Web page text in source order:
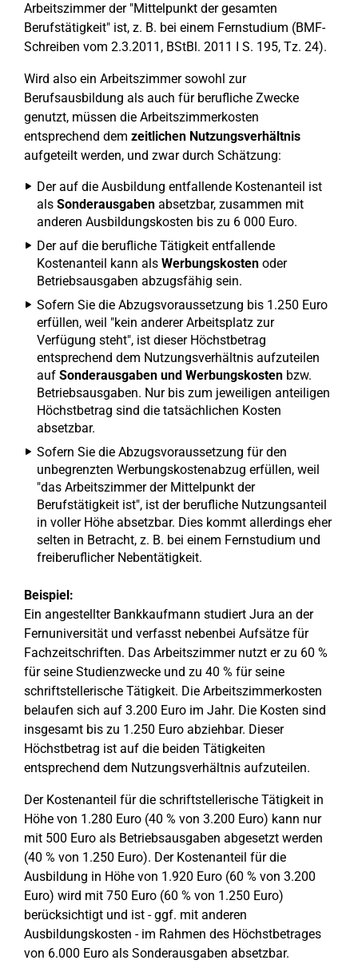
Arbeitszimmer der "Mittelpunkt der gesamten
Berufstätigkeit" ist, z. B. bei einem Fernstudium (BMF-
Schreiben vom 2.3.2011, BStBl. 2011 I S. 195, Tz. 24).
Wird also ein Arbeitszimmer sowohl zur
Berufsausbildung als auch für berufliche Zwecke
genutzt, müssen die Arbeitszimmerkosten
entsprechend dem zeitlichen Nutzungsverhältnis
aufgeteilt werden, und zwar durch Schätzung:
Der auf die Ausbildung entfallende Kostenanteil ist
als Sonderausgaben absetzbar, zusammen mit
anderen Ausbildungskosten bis zu 6 000 Euro.
Der auf die berufliche Tätigkeit entfallende
Kostenanteil kann als Werbungskosten oder
Betriebsausgaben abzugsfähig sein.
Sofern Sie die Abzugsvoraussetzung bis 1.250 Euro
erfüllen, weil "kein anderer Arbeitsplatz zur
Verfügung steht", ist dieser Höchstbetrag
entsprechend dem Nutzungsverhältnis aufzuteilen
auf Sonderausgaben und Werbungskosten bzw.
Betriebsausgaben. Nur bis zum jeweiligen anteiligen
Höchstbetrag sind die tatsächlichen Kosten
absetzbar.
Sofern Sie die Abzugsvoraussetzung für den
unbegrenzten Werbungskostenabzug erfüllen, weil
"das Arbeitszimmer der Mittelpunkt der
Berufstätigkeit ist", ist der berufliche Nutzungsanteil
in voller Höhe absetzbar. Dies kommt allerdings eher
selten in Betracht, z. B. bei einem Fernstudium und
freiberuflicher Nebentätigkeit.
Beispiel:
Ein angestellter Bankkaufmann studiert Jura an der
Fernuniversität und verfasst nebenbei Aufsätze für
Fachzeitschriften. Das Arbeitszimmer nutzt er zu 60 %
für seine Studienzwecke und zu 40 % für seine
schriftstellerische Tätigkeit. Die Arbeitszimmerkosten
belaufen sich auf 3.200 Euro im Jahr. Die Kosten sind
insgesamt bis zu 1.250 Euro abziehbar. Dieser
Höchstbetrag ist auf die beiden Tätigkeiten
entsprechend dem Nutzungsverhältnis aufzuteilen.
Der Kostenanteil für die schriftstellerische Tätigkeit in
Höhe von 1.280 Euro (40 % von 3.200 Euro) kann nur
mit 500 Euro als Betriebsausgaben abgesetzt werden
(40 % von 1.250 Euro). Der Kostenanteil für die
Ausbildung in Höhe von 1.920 Euro (60 % von 3.200
Euro) wird mit 750 Euro (60 % von 1.250 Euro)
berücksichtigt und ist - ggf. mit anderen
Ausbildungskosten - im Rahmen des Höchstbetrages
von 6.000 Euro als Sonderausgaben absetzbar.